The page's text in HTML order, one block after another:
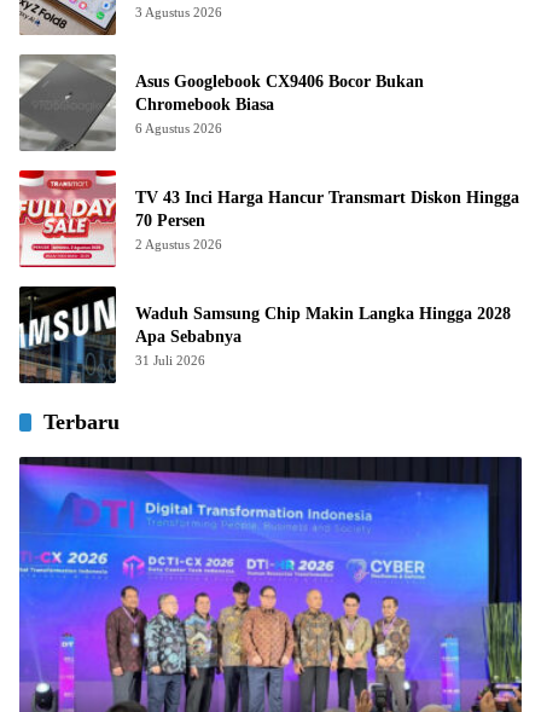
3 Agustus 2026
Asus Googlebook CX9406 Bocor Bukan
Chromebook Biasa
6 Agustus 2026
TV 43 Inci Harga Hancur Transmart Diskon Hingga
70 Persen
2 Agustus 2026
Waduh Samsung Chip Makin Langka Hingga 2028
Apa Sebabnya
31 Juli 2026
Terbaru